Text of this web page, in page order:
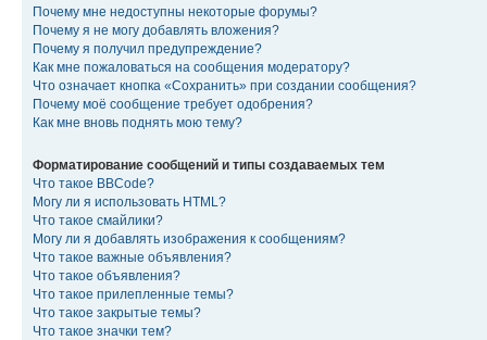
Почему мне недоступны некоторые форумы?
Почему я не могу добавлять вложения?
Почему я получил предупреждение?
Как мне пожаловаться на сообщения модератору?
Что означает кнопка «Сохранить» при создании сообщения?
Почему моё сообщение требует одобрения?
Как мне вновь поднять мою тему?
Форматирование сообщений и типы создаваемых тем
Что такое BBCode?
Могу ли я использовать HTML?
Что такое смайлики?
Могу ли я добавлять изображения к сообщениям?
Что такое важные объявления?
Что такое объявления?
Что такое прилепленные темы?
Что такое закрытые темы?
Что такое значки тем?